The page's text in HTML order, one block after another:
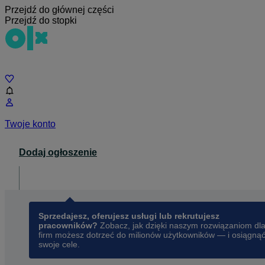
Przejdź do głównej części
Przejdź do stopki
Twoje konto
Dodaj ogłoszenie
Sprzedajesz, oferujesz usługi lub rekrutujesz
pracowników? Zobacz, jak dzięki naszym rozwiązaniom dla
firm możesz dotrzeć do milionów użytkowników — i osiągnąć
swoje cele.